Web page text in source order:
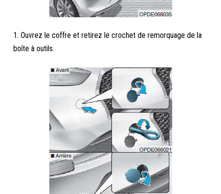
1. Ouvrez le coffre et retirez le crochet de remorquage de la
boîte à outils.